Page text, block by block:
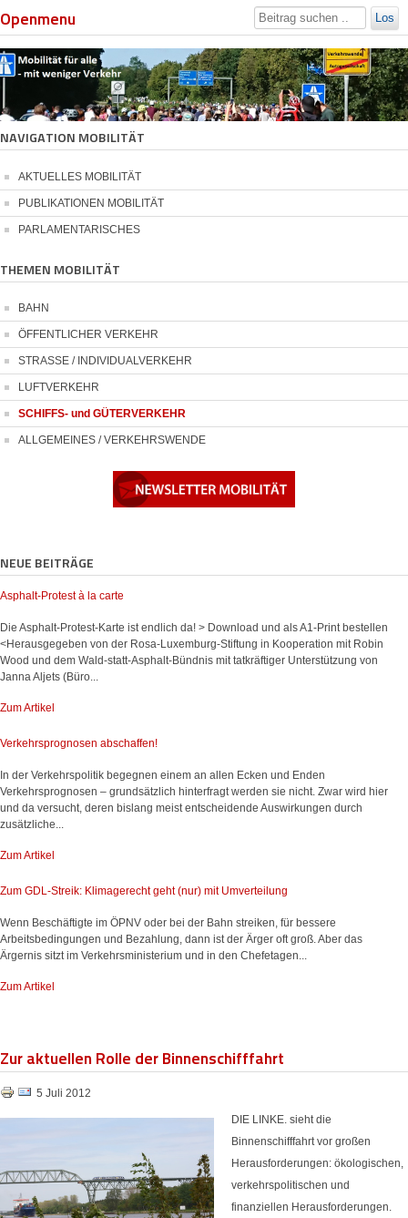
Openmenu Los
NAVIGATION MOBILITÄT
AKTUELLES MOBILITÄT
PUBLIKATIONEN MOBILITÄT
PARLAMENTARISCHES
THEMEN MOBILITÄT
BAHN
ÖFFENTLICHER VERKEHR
STRASSE / INDIVIDUALVERKEHR
LUFTVERKEHR
SCHIFFS- und GÜTERVERKEHR
ALLGEMEINES / VERKEHRSWENDE
NEUE BEITRÄGE
Asphalt-Protest à la carte
Die Asphalt-Protest-Karte ist endlich da! > Download und als A1-Print bestellen
<Herausgegeben von der Rosa-Luxemburg-Stiftung in Kooperation mit Robin
Wood und dem Wald-statt-Asphalt-Bündnis mit tatkräftiger Unterstützung von
Janna Aljets (Büro...
Zum Artikel
Verkehrsprognosen abschaffen!
In der Verkehrspolitik begegnen einem an allen Ecken und Enden
Verkehrsprognosen – grundsätzlich hinterfragt werden sie nicht. Zwar wird hier
und da versucht, deren bislang meist entscheidende Auswirkungen durch
zusätzliche...
Zum Artikel
Zum GDL-Streik: Klimagerecht geht (nur) mit Umverteilung
Wenn Beschäftigte im ÖPNV oder bei der Bahn streiken, für bessere
Arbeitsbedingungen und Bezahlung, dann ist der Ärger oft groß. Aber das
Ärgernis sitzt im Verkehrsministerium und in den Chefetagen...
Zum Artikel
Zur aktuellen Rolle der Binnenschifffahrt
5 Juli 2012
DIE LINKE. sieht die
Binnenschifffahrt vor großen
Herausforderungen: ökologischen,
verkehrspolitischen und
finanziellen Herausforderungen.